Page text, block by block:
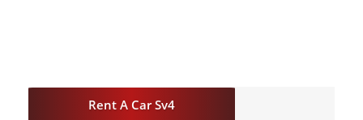
ÖNİZLE
Rent A Car Sv4